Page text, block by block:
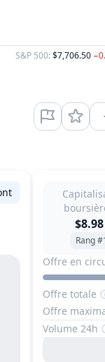
S&P 500: $7,706.50
Rang
Offre en
Offre totale
Offre
Volume 24h